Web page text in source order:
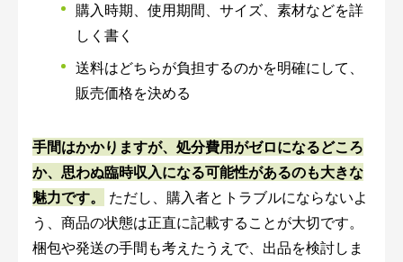
購入時期、使用期間、サイズ、素材などを詳
しく書く
送料はどちらが負担するのかを明確にして、
販売価格を決める
手間はかかりますが、処分費用がゼロになるどころ
か、思わぬ臨時収入になる可能性があるのも大きな
魅力です。
ただし、購入者とトラブルにならないよ
う、商品の状態は正直に記載することが大切です。
梱包や発送の手間も考えたうえで、出品を検討しま